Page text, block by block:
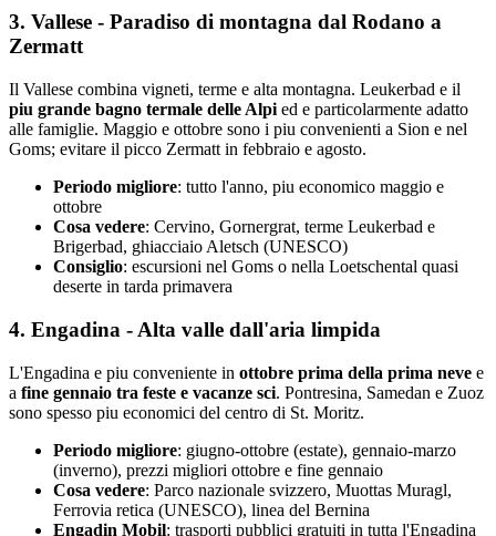
3. Vallese - Paradiso di montagna dal Rodano a
Zermatt
Il Vallese combina vigneti, terme e alta montagna. Leukerbad e il
piu grande bagno termale delle Alpi ed e particolarmente adatto
alle famiglie. Maggio e ottobre sono i piu convenienti a Sion e nel
Goms; evitare il picco Zermatt in febbraio e agosto.
Periodo migliore: tutto l'anno, piu economico maggio e
ottobre
Cosa vedere: Cervino, Gornergrat, terme Leukerbad e
Brigerbad, ghiacciaio Aletsch (UNESCO)
Consiglio: escursioni nel Goms o nella Loetschental quasi
deserte in tarda primavera
4. Engadina - Alta valle dall'aria limpida
L'Engadina e piu conveniente in ottobre prima della prima neve e
a fine gennaio tra feste e vacanze sci. Pontresina, Samedan e Zuoz
sono spesso piu economici del centro di St. Moritz.
Periodo migliore: giugno-ottobre (estate), gennaio-marzo
(inverno), prezzi migliori ottobre e fine gennaio
Cosa vedere: Parco nazionale svizzero, Muottas Muragl,
Ferrovia retica (UNESCO), linea del Bernina
Engadin Mobil: trasporti pubblici gratuiti in tutta l'Engadina